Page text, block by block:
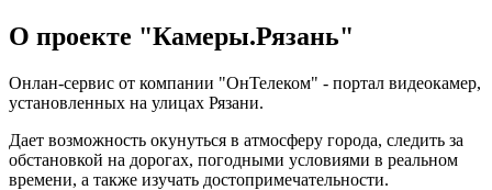
О проекте "Камеры.Рязань"
Онлан-сервис от компании "ОнТелеком" - портал видеокамер,
установленных на улицах Рязани.
Дает возможность окунуться в атмосферу города, следить за
обстановкой на дорогах, погодными условиями в реальном
времени, а также изучать достопримечательности.